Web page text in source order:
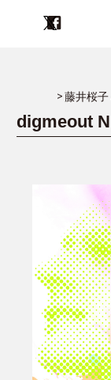
藤井桜子
digmeout